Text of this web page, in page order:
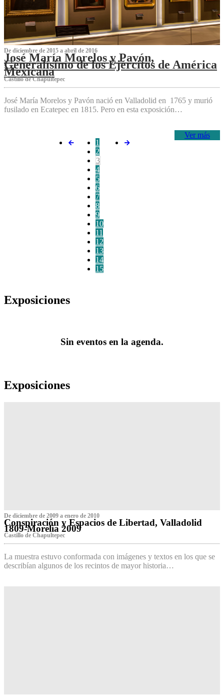
De diciembre de 2015 a abril de 2016
José María Morelos y Pavón,
Generalísimo de los Ejércitos de América
Mexicana
C‌astillo de Chapultepec
José María Morelos y Pavón nació en Valladolid en 1765 y murió
fusilado en Ecatepec en 1815. Pero en esta exposición…
Ver más
1
2
3
4
5
6
7
8
9
10
11
12
13
14
15
Exposiciones
Sin eventos en la agenda.
Exposiciones
De diciembre de 2009 a enero de 2010
Conspiración y Espacios de Libertad, Valladolid
1809-Morelia 2009
Castillo de Chapultepec
La muestra estuvo conformada con imágenes y textos en los que se
describían algunos de los recintos de mayor historia…